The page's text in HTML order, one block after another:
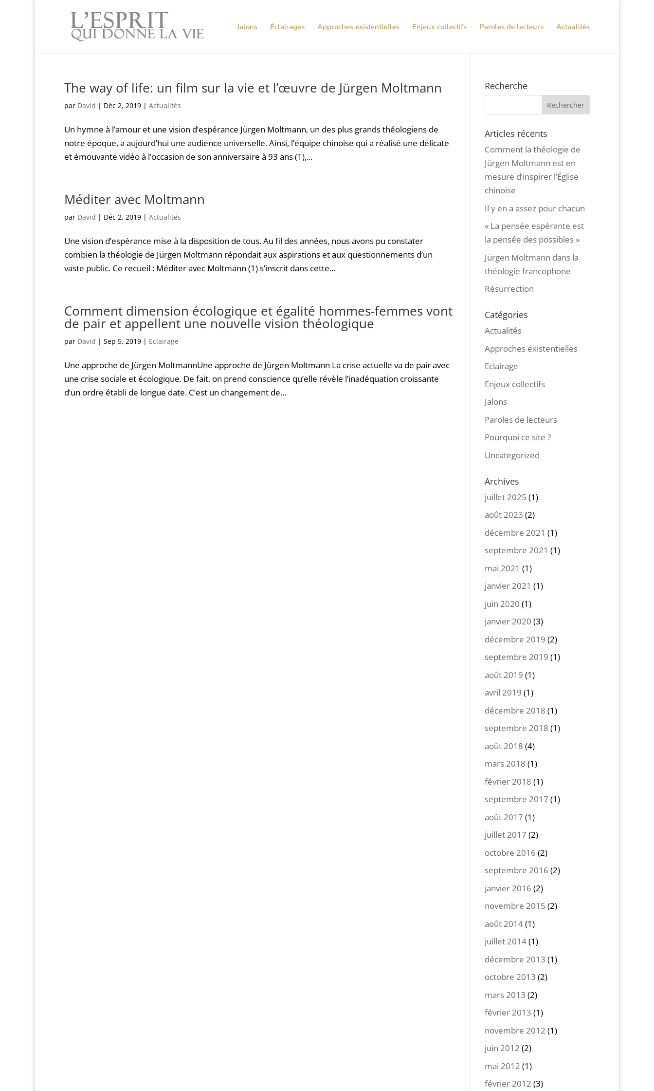
Jalons Éclairages Approches existentielles Enjeux collectifs Paroles de lecteurs Actualités
The way of life: un film sur la vie et l’œuvre de Jürgen Moltmann
par David | Déc 2, 2019 | Actualités
Un hymne à l’amour et une vision d’espérance Jürgen Moltmann, un des plus grands théologiens de
notre époque, a aujourd’hui une audience universelle. Ainsi, l’équipe chinoise qui a réalisé une délicate
et émouvante vidéo à l’occasion de son anniversaire à 93 ans (1),...
Méditer avec Moltmann
par David | Déc 2, 2019 | Actualités
Une vision d’espérance mise à la disposition de tous. Au fil des années, nous avons pu constater
combien la théologie de Jürgen Moltmann répondait aux aspirations et aux questionnements d’un
vaste public. Ce recueil : Méditer avec Moltmann (1) s’inscrit dans cette...
Comment dimension écologique et égalité hommes-femmes vont
de pair et appellent une nouvelle vision théologique
par David | Sep 5, 2019 | Eclairage
Une approche de Jürgen MoltmannUne approche de Jürgen Moltmann La crise actuelle va de pair avec
une crise sociale et écologique. De fait, on prend conscience qu’elle révèle l’inadéquation croissante
d’un ordre établi de longue date. C’est un changement de...
Recherche
Articles récents
Comment la théologie de
Jürgen Moltmann est en
mesure d’inspirer l’Église
chinoise
Il y en a assez pour chacun
« La pensée espérante est
la pensée des possibles »
Jürgen Moltmann dans la
théologie francophone
Résurrection
Catégories
Actualités
Approches existentielles
Eclairage
Enjeux collectifs
Jalons
Paroles de lecteurs
Pourquoi ce site ?
Uncategorized
Archives
juillet 2025 (1)
août 2023 (2)
décembre 2021 (1)
septembre 2021 (1)
mai 2021 (1)
janvier 2021 (1)
juin 2020 (1)
janvier 2020 (3)
décembre 2019 (2)
septembre 2019 (1)
août 2019 (1)
avril 2019 (1)
décembre 2018 (1)
septembre 2018 (1)
août 2018 (4)
mars 2018 (1)
février 2018 (1)
septembre 2017 (1)
août 2017 (1)
juillet 2017 (2)
octobre 2016 (2)
septembre 2016 (2)
janvier 2016 (2)
novembre 2015 (2)
août 2014(1)
juillet 2014(1)
décembre 2013 (1)
octobre 2013 (2)
mars 2013 (2)
février 2013 (1)
novembre 2012 (1)
juin 2012 (2)
mai 2012 (1)
février 2012 (3)